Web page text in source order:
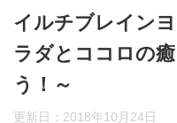
イルチブレイン
ラダとココロの
う！～
更新日： 2018年10月24日